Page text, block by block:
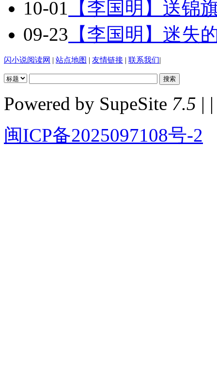
10-01 【李国明】送锦
09-23 【李国明】迷失
闪小说阅读网 | 站点地图 | 友情链接 | 联系我们|
Powered by SupeSite 7.5 | |
闽ICP备2025097108号-2